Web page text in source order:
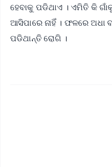
ହେବାକୁ ପଡିଥାଏ । ଏମିତି କି
ଆସିପାରେ ନାହିଁ । ଫଳରେ ଅଧା
ପଡିଥାନ୍ତି ରୋଗି ।